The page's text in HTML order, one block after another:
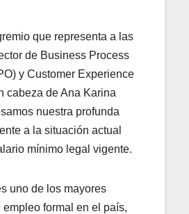
que representa a las
de Business Process
y Customer Experience
cabeza de Ana Karina
nuestra profunda
a la situación actual
mínimo legal vigente.
uno de los mayores
formal en el país,